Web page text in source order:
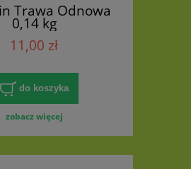
Trawa Odnowa
0,14 kg
11,00 zł
do koszyka
zobacz więcej